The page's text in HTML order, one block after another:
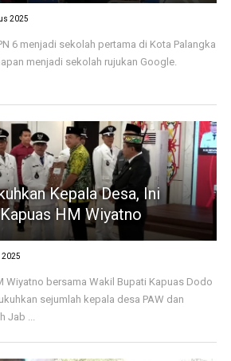
2025
6 menjadi sekolah pertama di Kota Palangka
menjadi sekolah rujukan Google.
Kepala Desa, Ini
HM Wiyatno
Wiyatno bersama Wakil Bupati Kapuas Dodo
sejumlah kepala desa PAW dan
Jab ...